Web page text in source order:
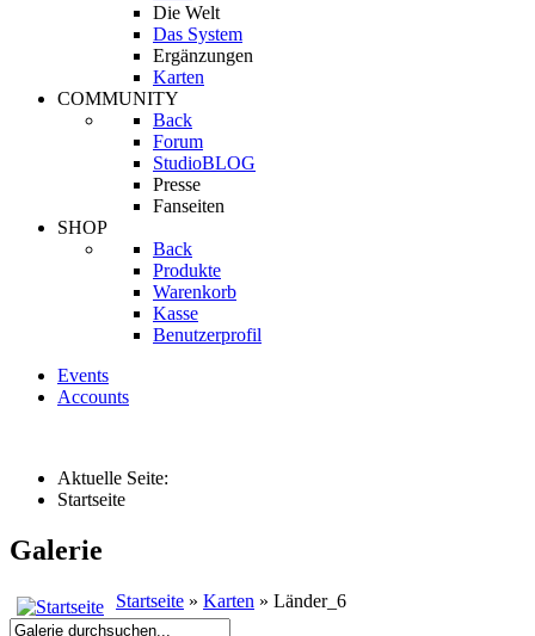
Die Welt
Das System
Ergänzungen
Karten
COMMUNITY
Back
Forum
StudioBLOG
Presse
Fanseiten
SHOP
Back
Produkte
Warenkorb
Kasse
Benutzerprofil
Events
Accounts
Aktuelle Seite:
Startseite
Galerie
Startseite » Karten » Länder_6